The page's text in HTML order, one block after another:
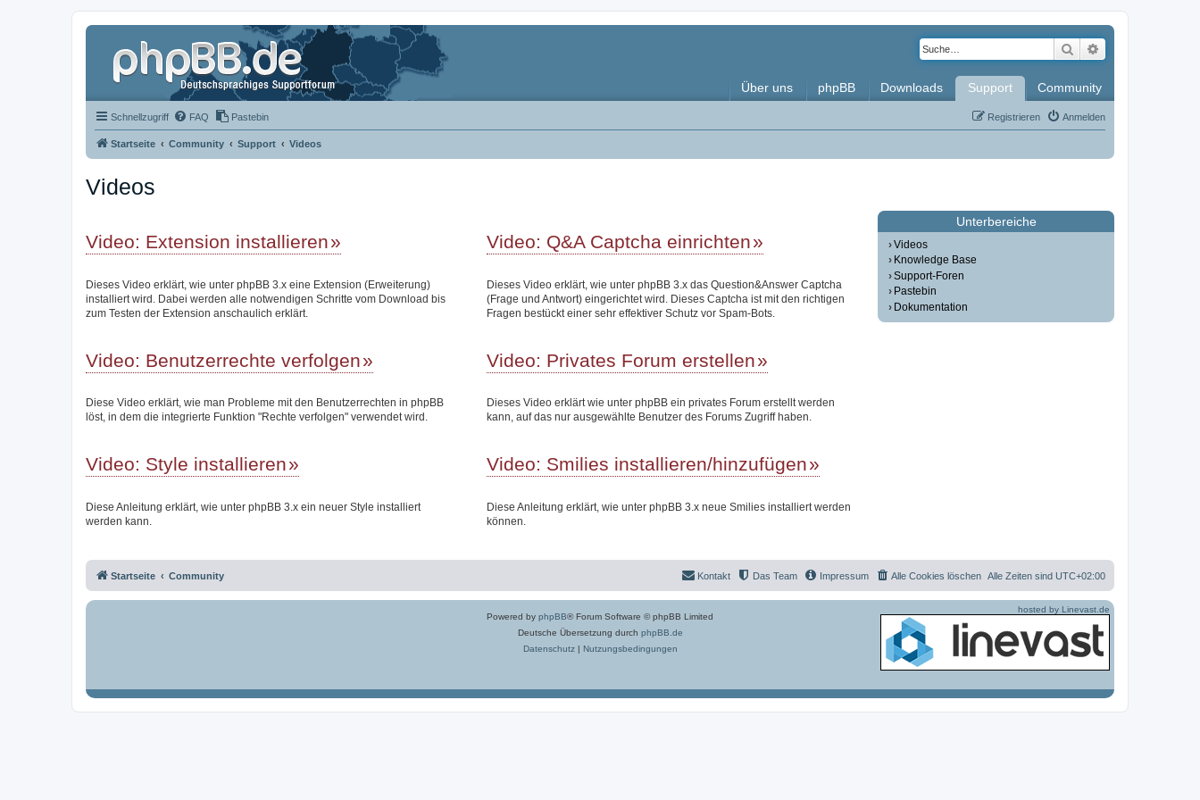
Suche
Über uns phpBB Downloads Support Community
Schnellzugriff FAQ Pastebin Anmelden
Registrieren
Startseite Community Support Videos
Videos
Video: Extension installieren
Dieses Video erklärt, wie unter phpBB 3.x eine Extension (Erweiterung)
installiert wird. Dabei werden alle notwendigen Schritte vom Download bis
zum Testen der Extension anschaulich erklärt.
Video: Q&A Captcha einrichten
Dieses Video erklärt, wie unter phpBB 3.x das Question&Answer Captcha
(Frage und Antwort) eingerichtet wird. Dieses Captcha ist mit den richtigen
Fragen bestückt einer sehr effektiver Schutz vor Spam-Bots.
Video: Benutzerrechte verfolgen
Diese Video erklärt, wie man Probleme mit den Benutzerrechten in phpBB
löst, in dem die integrierte Funktion "Rechte verfolgen" verwendet wird.
Video: Privates Forum erstellen
Dieses Video erklärt wie unter phpBB ein privates Forum erstellt werden
kann, auf das nur ausgewählte Benutzer des Forums Zugriff haben.
Video: Style installieren
Diese Anleitung erklärt, wie unter phpBB 3.x ein neuer Style installiert
werden kann.
Video: Smilies installieren/hinzufügen
Diese Anleitung erklärt, wie unter phpBB 3.x neue Smilies installiert werden
können.
Unterbereiche
Videos
Knowledge Base
Support-Foren
Pastebin
Dokumentation
Startseite Community Alle Zeiten sind UTC+02:00
Alle Cookies löschen
Impressum
Das Team
Kontakt
Powered by phpBB® Forum Software © phpBB Limited
Deutsche Übersetzung durch phpBB.de
Datenschutz| Nutzungsbedingungen
hosted by Linevast.de